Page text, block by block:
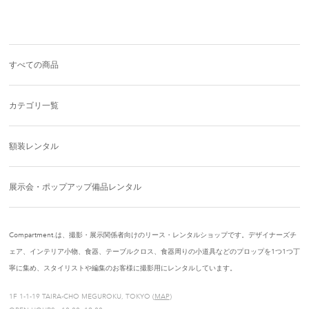
すべての商品
カテゴリ一覧
額装レンタル
展示会・ポップアップ備品レンタル
Compartment.は、撮影・展示関係者向けのリース・レンタルショップです。デザイナーズチ
ェア、インテリア小物、食器、テーブルクロス、食器周りの小道具などのプロップを1つ1つ丁
寧に集め、スタイリストや編集のお客様に撮影用にレンタルしています。
1F 1-1-19 TAIRA-CHO MEGUROKU, TOKYO (MAP)